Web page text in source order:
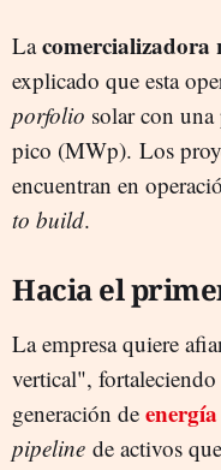
Lacomercializadora
explicado que esta
porfolio solar con
pico (MWp). Los
encuentran en
to build.
Hacia el
La empresa quiere
vertical", fortaleciendo
generación de energía
pipeline de activos